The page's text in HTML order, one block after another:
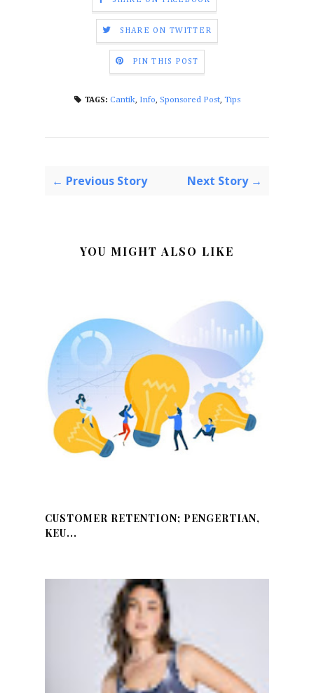
SHARE ON TWITTER
PIN THIS POST
TAGS: Cantik, Info, Sponsored Post, Tips
← Previous Story Next Story →
YOU MIGHT ALSO LIKE
CUSTOMER RETENTION; PENGERTIAN,
KEU...